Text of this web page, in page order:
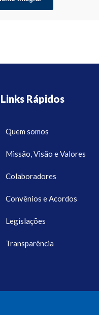
Links Rápidos
Quem somos
Missão, Visão e Valores
Colaboradores
Convênios e Acordos
Legislações
Transparência